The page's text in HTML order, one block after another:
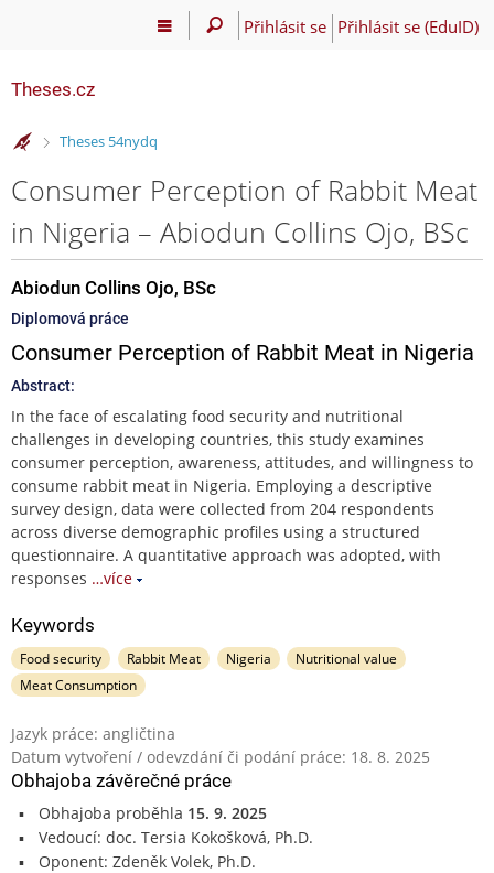
Přihlásit se Přihlásit se (EduID)
Theses.cz
>
Theses 54nydq
Consumer Perception of Rabbit Meat
in Nigeria – Abiodun Collins Ojo, BSc
Abiodun Collins Ojo, BSc
Diplomová práce
Consumer Perception of Rabbit Meat in Nigeria
Abstract:
In the face of escalating food security and nutritional
challenges in developing countries, this study examines
consumer perception, awareness, attitudes, and willingness to
consume rabbit meat in Nigeria. Employing a descriptive
survey design, data were collected from 204 respondents
across diverse demographic profiles using a structured
questionnaire. A quantitative approach was adopted, with
responses …více
Keywords
Food security Rabbit Meat Nigeria
Nutritional value
Meat Consumption
Jazyk práce: angličtina
Datum vytvoření / odevzdání či podání práce: 18. 8. 2025
Obhajoba závěrečné práce
Obhajoba proběhla 15. 9. 2025
Vedoucí: doc. Tersia Kokošková, Ph.D.
Oponent: Zdeněk Volek, Ph.D.